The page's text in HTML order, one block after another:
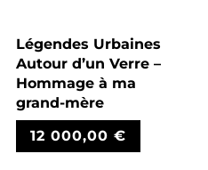
Légendes Urbaines
Autour d’un Verre –
Hommage à ma
grand-mère
12 000,00€